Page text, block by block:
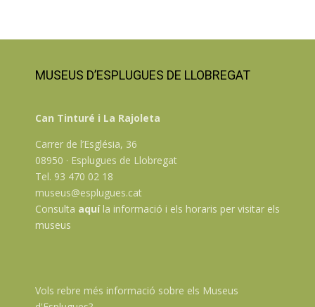
MUSEUS D’ESPLUGUES DE LLOBREGAT
Can Tinturé i La Rajoleta
Carrer de l’Església, 36
08950 · Esplugues de Llobregat
Tel. 93 470 02 18
museus@esplugues.cat
Consulta aquíla informació i els horaris per visitar els
museus
Vols rebre més informació sobre els Museus